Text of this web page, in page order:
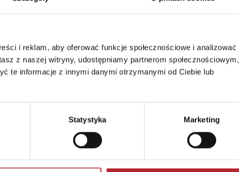
i reklam, aby oferować funkcje społecznościowe i analizować
z naszej witryny, udostępniamy partnerom społecznościowym,
te informacje z innymi danymi otrzymanymi od Ciebie lub
Statystyka Marketing